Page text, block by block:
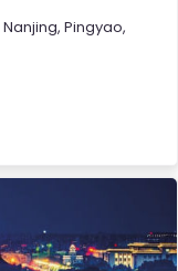
Nanjing, Pingyao,